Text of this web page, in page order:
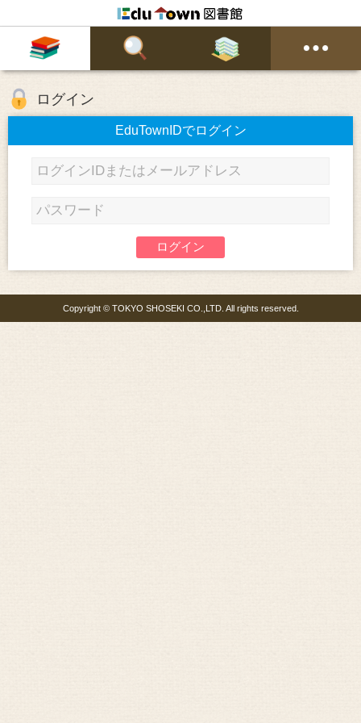
ログイン
EduTownIDでログイン
ログイン
Copyright © TOKYO SHOSEKI CO.,LTD. All rights reserved.